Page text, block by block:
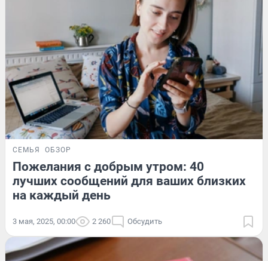
СЕМЬЯ ОБЗОР
Пожелания с добрым утром: 40
лучших сообщений для ваших близких
на каждый день
3 мая, 2025, 00:00 2 260 Обсудить